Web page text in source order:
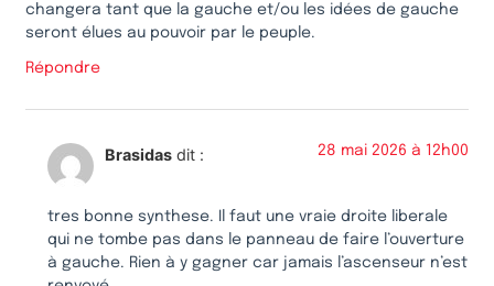
changera tant que la gauche et/ou les idées de gauche
seront élues au pouvoir par le peuple.
Répondre
Brasidas dit : 28 mai 2026 à 12h00
tres bonne synthese. Il faut une vraie droite liberale
qui ne tombe pas dans le panneau de faire l’ouverture
à gauche. Rien à y gagner car jamais l’ascenseur n’est